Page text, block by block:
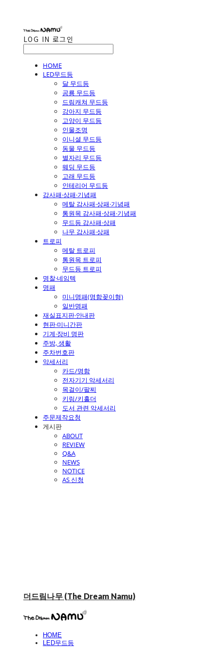
LOG IN 로그인
HOME
LED무드등
달 무드등
공룡 무드등
드림캐쳐 무드등
강아지 무드등
고양이 무드등
인물조명
이니셜 무드등
동물 무드등
별자리 무드등
웨딩 무드등
고래 무드등
인테리어 무드등
감사패·상패·기념패
메탈 감사패·상패·기념패
통원목 감사패·상패·기념패
무드등 감사패·상패
나무 감사패·상패
트로피
메탈 트로피
통원목 트로피
무드등 트로피
명찰·네임텍
명패
미니명패(명함꽂이형)
일반명패
재실표지판·안내판
현판·미니간판
기계·장비 명판
주방, 생활
주차번호판
악세서리
카드/명함
전자기기 악세서리
목걸이/팔찌
키링/키홀더
도서 관련 악세서리
주문제작요청
게시판
ABOUT
REVIEW
Q&A
NEWS
NOTICE
AS 신청
더드림나무 (The Dream Namu)
HOME
LED무드등